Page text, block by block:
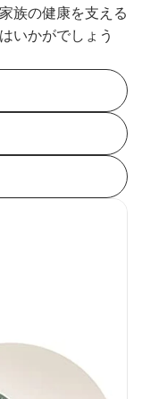
族の健康を支える
いかがでしょう